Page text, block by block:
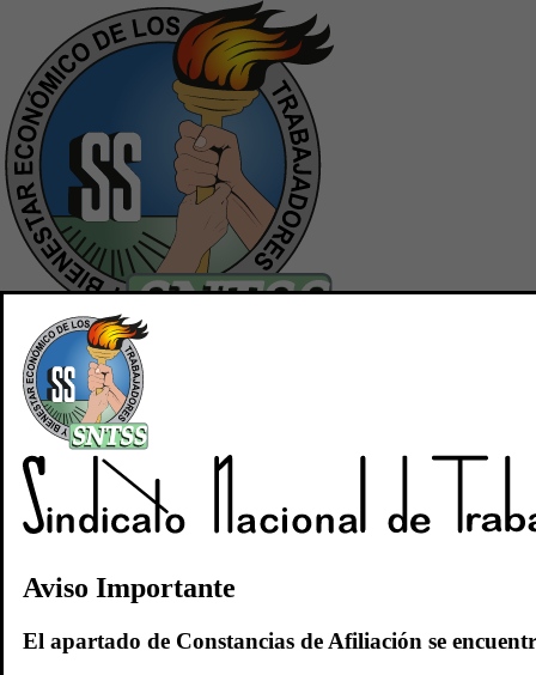
Inicio
Quiénes Somos
Aviso Importante
El apartado de Constancias de Afiliación se